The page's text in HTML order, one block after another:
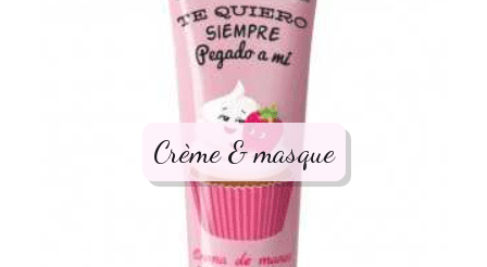
Crème & masque